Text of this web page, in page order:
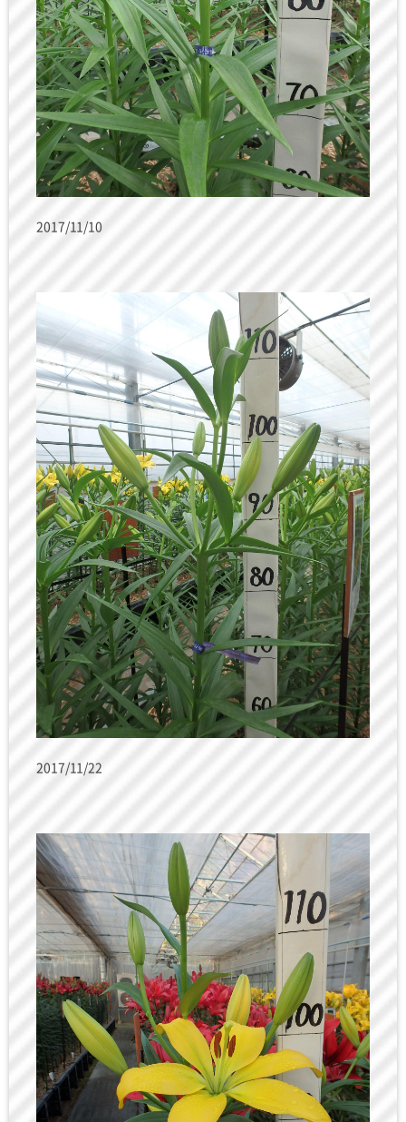
2017/11/10
2017/11/22